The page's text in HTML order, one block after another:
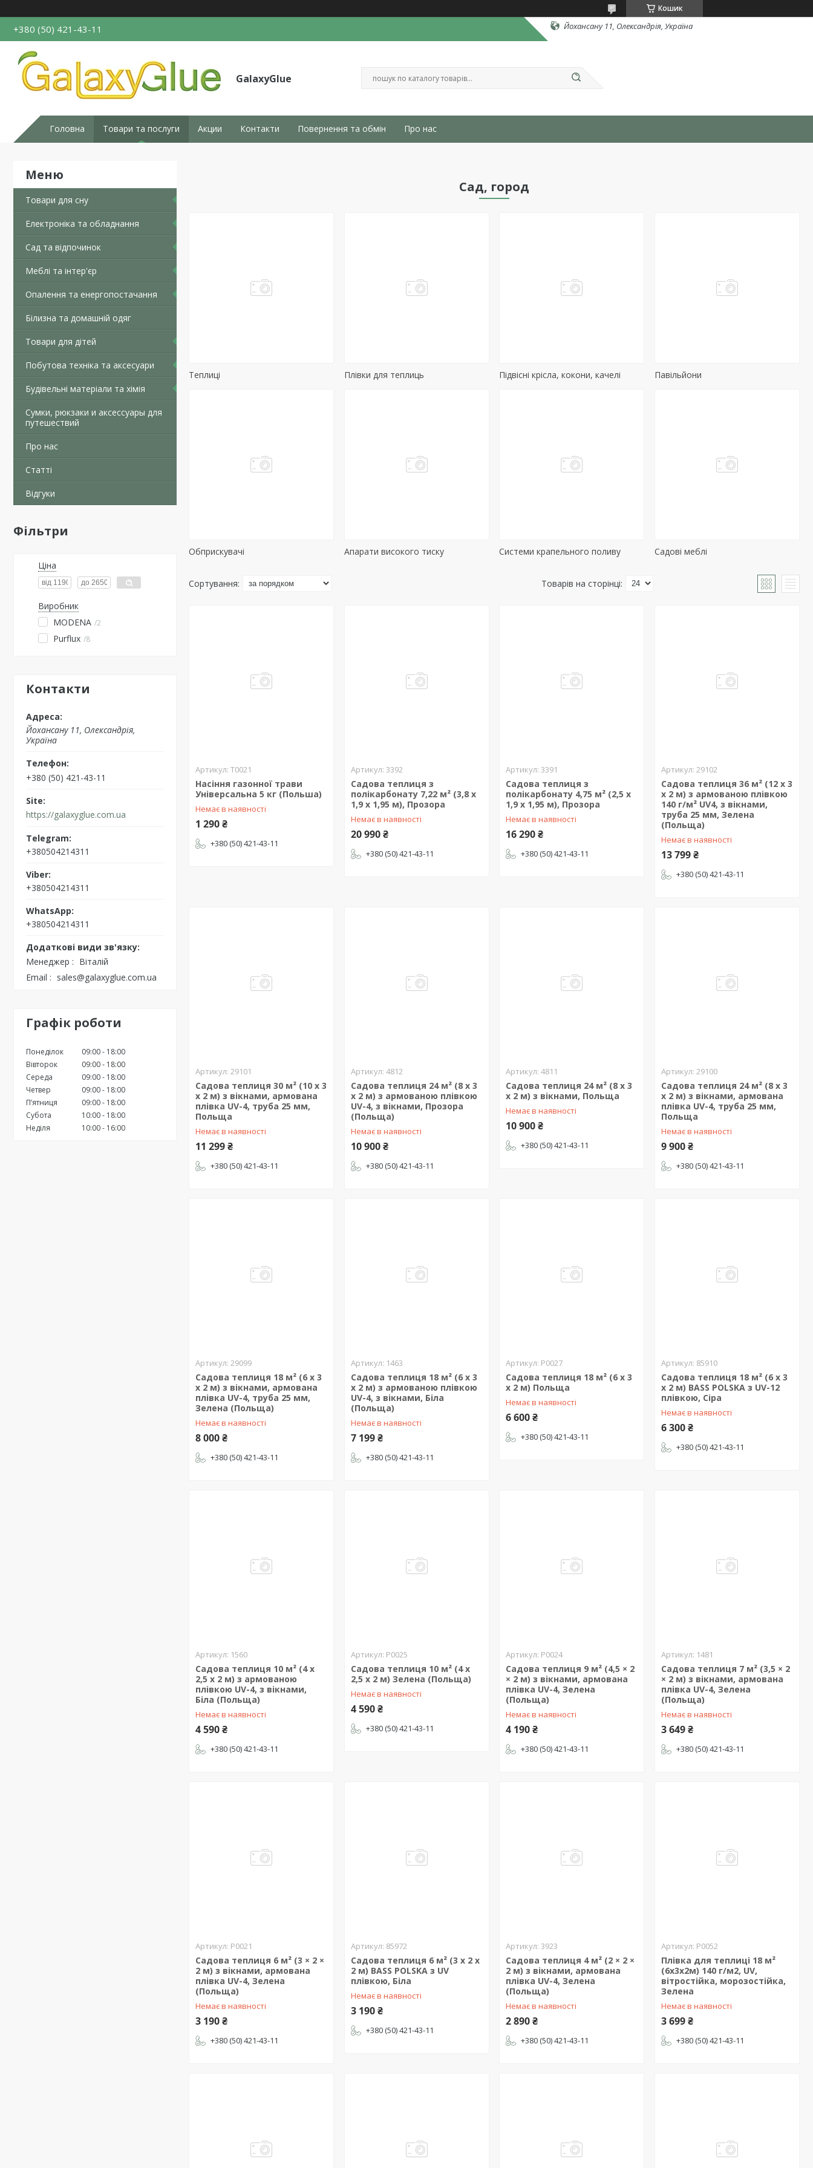
Кошик
+380 (50) 421-43-11 Йохансану 11, Олександрія, Україна
GalaxyGlue
Головна Товари та послуги Акции Контакти Повернення та обмін Про нас
Товари для сну
Електроніка та обладнання
Сад та відпочинок
Меблі та інтер'єр
Опалення та енергопостачання
Білизна та домашній одяг
Товари для дітей
Побутова техніка та аксесуари
Будівельні матеріали та хімія
Сумки, рюкзаки и аксессуары для
путешествий
Про нас
Статті
Відгуки
Фільтри
Ціна
Виробник
MODENA 2
Purflux 8
Контакти
Йохансану 11, Олександрія,
Україна
+380 (50) 421-43-11
https://galaxyglue.com.ua
+380504214311
+380504214311
+380504214311
Менеджер
Віталій
Email
sales@galaxyglue.com.ua
Графік роботи
Понеділок 09:00
18:00
Вівторок
09:00
18:00
Середа
09:00
18:00
Четвер
09:00
18:00
Пʼятниця
09:00
18:00
Субота
10:00
18:00
Неділя
10:00 16:00
Сад, город
Теплиці Плівки для теплиць Підвісні крісла, кокони, качелі Павільйони
Обприскувачі Апарати високого тиску Системи крапельного поливу Садові меблі
T0021
Насіння газонної трави
Універсальна 5 кг (Польша)
Немає в наявності
1 290 ₴
+380 (50) 421-43-11
3392
Садова теплиця з
полікарбонату 7,22 м² (3,8 х
1,9 х 1,95 м), Прозора
Немає в наявності
20 990 ₴
+380 (50) 421-43-11
3391
Садова теплиця з
полікарбонату 4,75 м² (2,5 х
1,9 х 1,95 м), Прозора
Немає в наявності
16 290 ₴
+380 (50) 421-43-11
29102
Садова теплиця 36 м² (12 х 3
х 2 м) з армованою плівкою
140 г/м² UV4, з вікнами,
труба 25 мм, Зелена
(Польща)
Немає в наявності
13 799 ₴
+380 (50) 421-43-11
29101
Садова теплиця 30 м² (10 х 3
х 2 м) з вікнами, армована
плівка UV-4, труба 25 мм,
Польща
Немає в наявності
11 299 ₴
+380 (50) 421-43-11
4812
Садова теплиця 24 м² (8 х 3
х 2 м) з армованою плівкою
UV-4, з вікнами, Прозора
(Польща)
Немає в наявності
10 900 ₴
+380 (50) 421-43-11
4811
Садова теплиця 24 м² (8 х 3
х 2 м) з вікнами, Польща
Немає в наявності
10 900 ₴
+380 (50) 421-43-11
29100
Садова теплиця 24 м² (8 х 3
х 2 м) з вікнами, армована
плівка UV-4, труба 25 мм,
Польща
Немає в наявності
9 900 ₴
+380 (50) 421-43-11
29099
Садова теплиця 18 м² (6 х 3
х 2 м) з вікнами, армована
плівка UV-4, труба 25 мм,
Зелена (Польща)
Немає в наявності
8 000 ₴
+380 (50) 421-43-11
1463
Садова теплиця 18 м² (6 х 3
х 2 м) з армованою плівкою
UV-4, з вікнами, Біла
(Польща)
Немає в наявності
7 199 ₴
+380 (50) 421-43-11
P0027
Садова теплиця 18 м² (6 х 3
х 2 м) Польща
Немає в наявності
6 600 ₴
+380 (50) 421-43-11
85910
Садова теплиця 18 м² (6 х 3
х 2 м) BASS POLSKA з UV-12
плівкою, Сіра
Немає в наявності
6 300 ₴
+380 (50) 421-43-11
1560
Садова теплиця 10 м² (4 х
2,5 х 2 м) з армованою
плівкою UV-4, з вікнами,
Біла (Польща)
Немає в наявності
4 590 ₴
+380 (50) 421-43-11
P0025
Садова теплиця 10 м² (4 x
2,5 х 2 м) Зелена (Польща)
Немає в наявності
4 590 ₴
+380 (50) 421-43-11
P0024
Садова теплиця 9 м² (4,5 × 2
× 2 м) з вікнами, армована
плівка UV-4, Зелена
(Польща)
Немає в наявності
4 190 ₴
+380 (50) 421-43-11
1481
Садова теплиця 7 м² (3,5 × 2
× 2 м) з вікнами, армована
плівка UV-4, Зелена
(Польща)
Немає в наявності
3 649 ₴
+380 (50) 421-43-11
P0021
Садова теплиця 6 м² (3 × 2 ×
2 м) з вікнами, армована
плівка UV-4, Зелена
(Польща)
Немає в наявності
3 190 ₴
+380 (50) 421-43-11
85972
Садова теплиця 6 м² (3 х 2 х
2 м) BASS POLSKA з UV
плівкою, Біла
Немає в наявності
3 190 ₴
+380 (50) 421-43-11
3923
Садова теплиця 4 м² (2 × 2 ×
2 м) з вікнами, армована
плівка UV-4, Зелена
(Польща)
Немає в наявності
2 890 ₴
+380 (50) 421-43-11
P0052
Плівка для теплиці 18 м²
(6х3х2м) 140 г/м2, UV,
вітростійка, морозостійка,
Зелена
Немає в наявності
3 699 ₴
+380 (50) 421-43-11